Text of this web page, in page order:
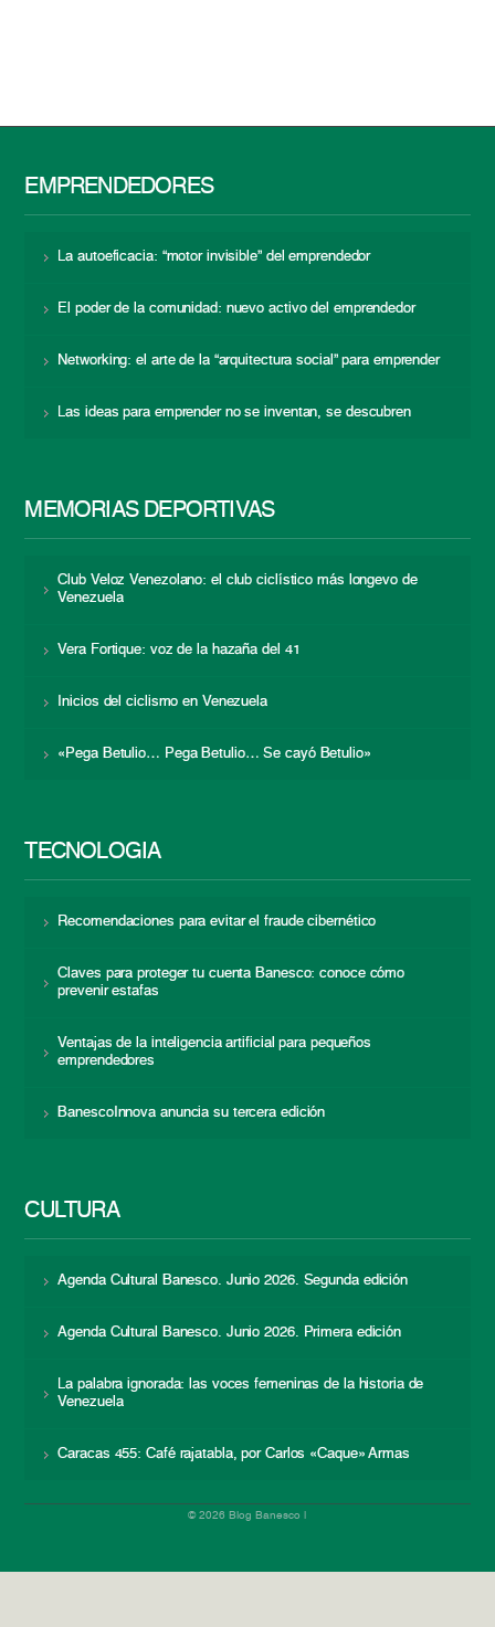
EMPRENDEDORES
La autoeficacia: “motor invisible” del emprendedor
El poder de la comunidad: nuevo activo del emprendedor
Networking: el arte de la “arquitectura social” para emprender
Las ideas para emprender no se inventan, se descubren
MEMORIAS DEPORTIVAS
Club Veloz Venezolano: el club ciclístico más longevo de
Venezuela
Vera Fortique: voz de la hazaña del 41
Inicios del ciclismo en Venezuela
«Pega Betulio… Pega Betulio… Se cayó Betulio»
TECNOLOGÍA
Recomendaciones para evitar el fraude cibernético
Claves para proteger tu cuenta Banesco: conoce cómo
prevenir estafas
Ventajas de la inteligencia artificial para pequeños
emprendedores
BanescoInnova anuncia su tercera edición
CULTURA
Agenda Cultural Banesco. Junio 2026. Segunda edición
Agenda Cultural Banesco. Junio 2026. Primera edición
La palabra ignorada: las voces femeninas de la historia de
Venezuela
Caracas 455: Café rajatabla, por Carlos «Caque» Armas
© 2026 Blog Banesco |